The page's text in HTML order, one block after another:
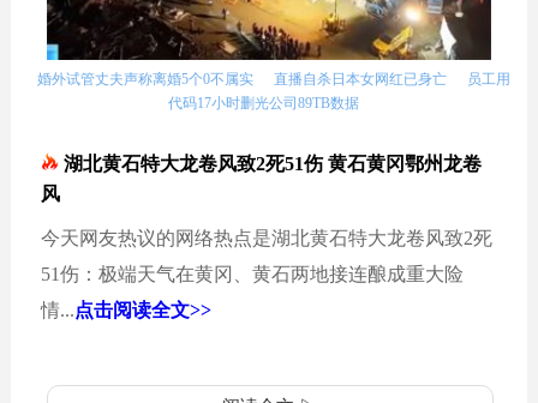
婚外试管丈夫声称离婚5个0不属实 直播自杀日本女网红已身亡
员工用
代码17小时删光公司89TB数据
湖北黄石特大龙卷风致2死51伤 黄石黄冈鄂州龙卷
风
今天网友热议的网络热点是湖北黄石特大龙卷风致2死
51伤：极端天气在黄冈、黄石两地接连酿成重大险
情...点击阅读全文>>